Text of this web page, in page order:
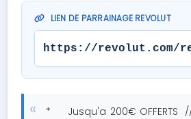
LIEN DE PARRAINAGE REVOLUT
https://revolut.com/
* Jusqu'a 200€ OFFERTS